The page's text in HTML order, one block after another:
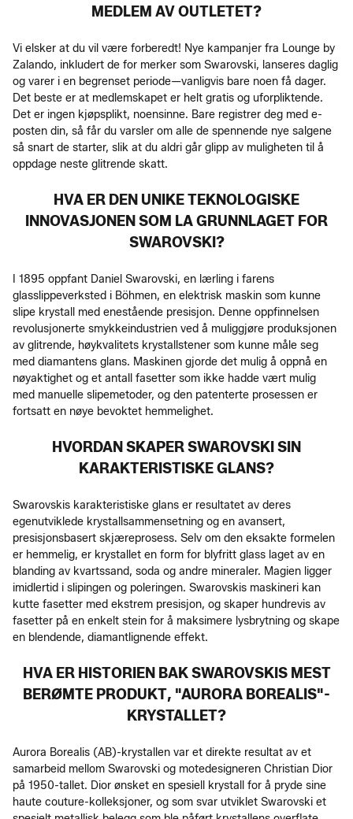
MEDLEM AV OUTLETET?
Vi elsker at du vil være forberedt! Nye kampanjer fra Lounge by
Zalando, inkludert de for merker som Swarovski, lanseres daglig
og varer i en begrenset periode—vanligvis bare noen få dager.
Det beste er at medlemskapet er helt gratis og uforpliktende.
Det er ingen kjøpsplikt, noensinne. Bare registrer deg med e-
posten din, så får du varsler om alle de spennende nye salgene
så snart de starter, slik at du aldri går glipp av muligheten til å
oppdage neste glitrende skatt.
HVA ER DEN UNIKE TEKNOLOGISKE
INNOVASJONEN SOM LA GRUNNLAGET FOR
SWAROVSKI?
I 1895 oppfant Daniel Swarovski, en lærling i farens
glasslippeverksted i Böhmen, en elektrisk maskin som kunne
slipe krystall med enestående presisjon. Denne oppfinnelsen
revolusjonerte smykkeindustrien ved å muliggjøre produksjonen
av glitrende, høykvalitets krystallstener som kunne måle seg
med diamantens glans. Maskinen gjorde det mulig å oppnå en
nøyaktighet og et antall fasetter som ikke hadde vært mulig
med manuelle slipemetoder, og den patenterte prosessen er
fortsatt en nøye bevoktet hemmelighet.
HVORDAN SKAPER SWAROVSKI SIN
KARAKTERISTISKE GLANS?
Swarovskis karakteristiske glans er resultatet av deres
egenutviklede krystallsammensetning og en avansert,
presisjonsbasert skjæreprosess. Selv om den eksakte formelen
er hemmelig, er krystallet en form for blyfritt glass laget av en
blanding av kvartssand, soda og andre mineraler. Magien ligger
imidlertid i slipingen og poleringen. Swarovskis maskineri kan
kutte fasetter med ekstrem presisjon, og skaper hundrevis av
fasetter på en enkelt stein for å maksimere lysbrytning og skape
en blendende, diamantlignende effekt.
HVA ER HISTORIEN BAK SWAROVSKIS MEST
BERØMTE PRODUKT, "AURORA BOREALIS"-
KRYSTALLET?
Aurora Borealis (AB)-krystallen var et direkte resultat av et
samarbeid mellom Swarovski og motedesigneren Christian Dior
på 1950-tallet. Dior ønsket en spesiell krystall for å pryde sine
haute couture-kolleksjoner, og som svar utviklet Swarovski et